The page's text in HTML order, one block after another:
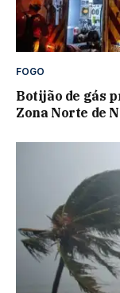
FOGO
Botijão de gás
Zona Norte de